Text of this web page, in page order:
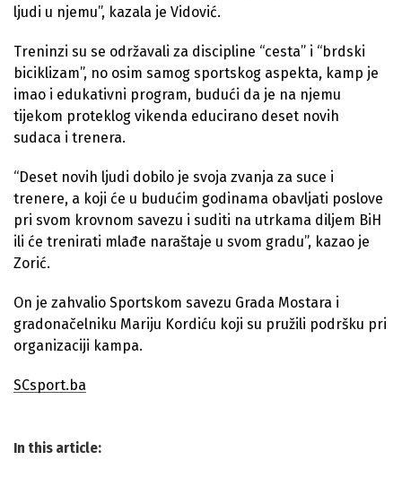
ljudi u njemu”, kazala je Vidović.
Treninzi su se održavali za discipline “cesta” i “brdski
biciklizam”, no osim samog sportskog aspekta, kamp je
imao i edukativni program, budući da je na njemu
tijekom proteklog vikenda educirano deset novih
sudaca i trenera.
“Deset novih ljudi dobilo je svoja zvanja za suce i
trenere, a koji će u budućim godinama obavljati poslove
pri svom krovnom savezu i suditi na utrkama diljem BiH
ili će trenirati mlađe naraštaje u svom gradu”, kazao je
Zorić.
On je zahvalio Sportskom savezu Grada Mostara i
gradonačelniku Mariju Kordiću koji su pružili podršku pri
organizaciji kampa.
SCsport.ba
In this article: